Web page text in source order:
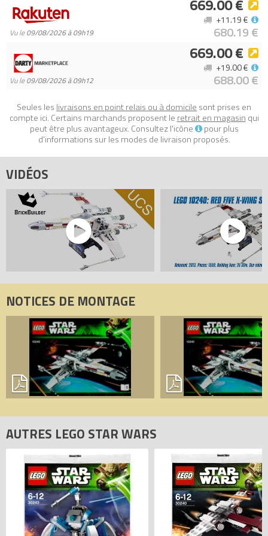
Vu le09/08/2026 à 09h19
669.00 €
680.19 €
+11.19 €
Vu le09/08/2026 à 09h12
669.00 €
688.00 €
+19.00 €
Seules les livraisons en point relais ou à domicile sont prises en
compte ici. Certains marchands proposent le retrait en magasin qui
peut être plus avantageux. Consultez l'icône
pour plus
d'informations sur les modes de livraison proposés.
VIDÉOS
NOTICES DE MONTAGE
AUTRES LEGO STAR WARS